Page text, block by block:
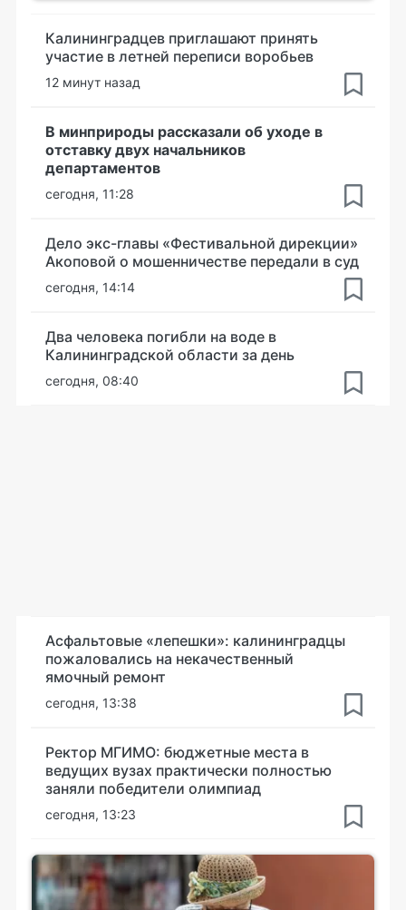
Калининградцев приглашают принять
участие в летней переписи воробьев
12 минут назад
В минприроды рассказали об уходе в
отставку двух начальников
департаментов
сегодня, 11:28
Дело экс-главы «Фестивальной дирекции»
Акоповой о мошенничестве передали в суд
сегодня, 14:14
Два человека погибли на воде в
Калининградской области за день
сегодня, 08:40
Асфальтовые «лепешки»: калининградцы
пожаловались на некачественный
ямочный ремонт
сегодня, 13:38
Ректор МГИМО: бюджетные места в
ведущих вузах практически полностью
заняли победители олимпиад
сегодня, 13:23